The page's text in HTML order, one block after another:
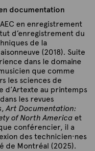
documentation
en enregistrement
d’enregistrement du
de la
(2018). Suite
dans le domaine
que comme
les sciences de
d’Artexte au printemps
les revues
,Art Documentation:
of North Americaet
conférencier, il a
des technicien·nes
de Montréal (2025).